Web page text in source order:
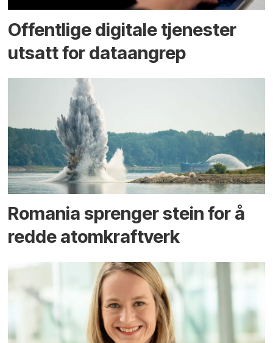
Offentlige digitale tjenester
utsatt for dataangrep
Romania sprenger stein for å
redde atomkraftverk